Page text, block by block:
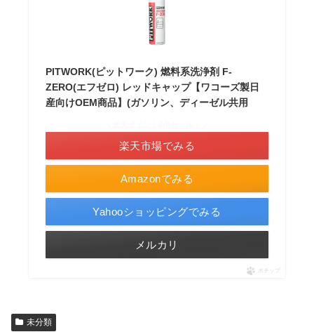
PITWORK(ピットワーク) 燃料系洗浄剤 F-
ZERO(エフゼロ) レッドキャップ【ワコーズ製日
産向けOEM商品】(ガソリン、ディーゼル共用
Amazonでみる
楽天市場でみる
Yahooショッピングでみる
メルカリ
ポチップ
未分類